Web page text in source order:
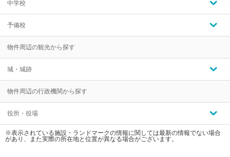
中学校
予備校
物件周辺の観光から探す
城・城跡
物件周辺の行政機関から探す
役所・役場
※表示されている施設・ランドマークの情報に関しては最新の情報でない場合
があり、また実際の所在地と位置が異なる場合がございます。